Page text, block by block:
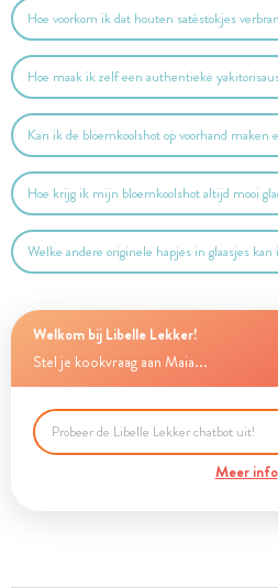
Hoe voorkom ik dat houten satéstokjes
Hoe maak ik zelf een authentieke
Kan ik de bloemkoolshot op voorhand maken
Hoe krijg ik mijn bloemkoolshot altijd mooi
Welke andere originele hapjes in glaasjes
Welkom bij Libelle Lekker!
Stel je kookvraag aan Maia...
Meer info